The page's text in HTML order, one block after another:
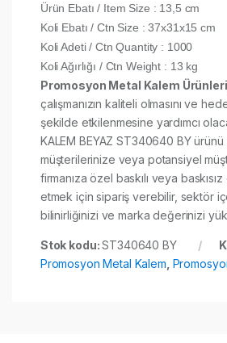
Ürün Ebatı / Item Size : 13,5 cm
Koli Ebatı / Ctn Size : 37x31x15 cm
Koli Adeti / Ctn Quantity : 1000
Koli Ağırlığı / Ctn Weight : 13 kg
Promosyon Metal Kalem Ürünleri
çalışmanızın kaliteli olmasını ve
şekilde etkilenmesine yardımcı
KALEM BEYAZ ST340640 BY ürünü
müşterilerinize veya potansiyel
firmanıza özel baskılı veya
etmek için sipariş verebilir, sektör
bilinirliğinizi ve marka değerinizi
Stok kodu:ST340640 BY
Promosyon Metal Kalem